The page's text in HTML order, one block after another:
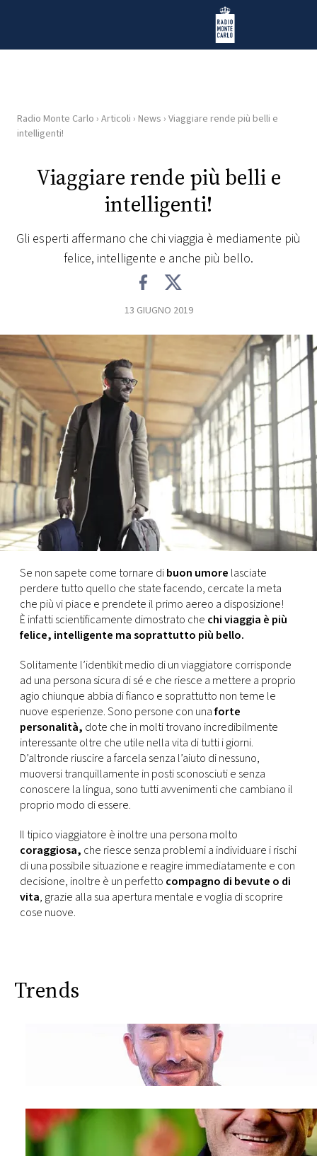
Radio Monte Carlo
HOME
RADIO
PLAYLIST
FOTO
CONCORSI
EVENTI
VIDEO
TV
PRINCIPATO
DI
MONACO
RMC
CONSIGLIA
Radio Monte Carlo › Articoli › News › Viaggiare rende più belli e
intelligenti!
Viaggiare rende più belli e
intelligenti!
Gli esperti affermano che chi viaggia è mediamente più
felice, intelligente e anche più bello.
13 GIUGNO 2019
Se non sapete come tornare dibuon umore lasciate
perdere tutto quello che state facendo, cercate la meta
che più vi piace e prendete il primo aereo a disposizione!
È infatti scientificamente dimostrato che chi viaggia è più
felice, intelligente ma soprattutto più bello.
Solitamente l’identikit medio di un viaggiatore corrisponde
ad una persona sicura di sé e che riesce a mettere a proprio
agio chiunque abbia di fianco e soprattutto non teme le
nuove esperienze. Sono persone con unaforte
personalità, dote che in molti trovano incredibilmente
interessante oltre che utile nella vita di tutti i giorni.
D’altronde riuscire a farcela senza l’aiuto di nessuno,
muoversi tranquillamente in posti sconosciuti e senza
conoscere la lingua, sono tutti avvenimenti che cambiano il
proprio modo di essere.
Il tipico viaggiatore è inoltre una persona molto
coraggiosa, che riesce senza problemi a individuare i rischi
di una possibile situazione e reagire immediatamente e con
decisione, inoltre è un perfetto compagno di bevute o di
vita, grazie alla sua apertura mentale e voglia di scoprire
cose nuove.
Trends